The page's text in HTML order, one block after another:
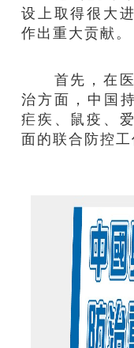
设上取得很大
作出重大贡献。
首先，在医
治方面，中国
疟疾、鼠疫、
面的联合防控工